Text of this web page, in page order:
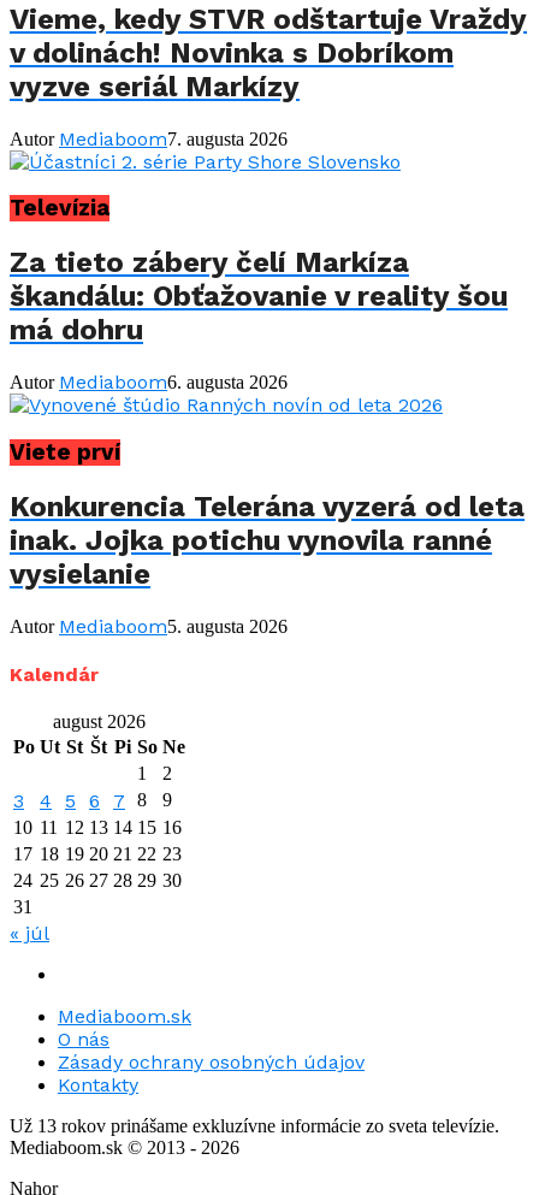
Vieme, kedy STVR odštartuje Vraždy
v dolinách! Novinka s Dobríkom
vyzve seriál Markízy
Autor Mediaboom7. augusta 2026
Televízia
Za tieto zábery čelí Markíza
škandálu: Obťažovanie v reality šou
má dohru
Autor Mediaboom6. augusta 2026
Viete prví
Konkurencia Telerána vyzerá od leta
inak. Jojka potichu vynovila ranné
vysielanie
Autor Mediaboom5. augusta 2026
Kalendár
august 2026
Po Ut St Št Pi So Ne
1
2
3 4 5 6 7 8
9
10 11 12 13 14 15 16
17 18 19 20 21 22 23
24 25 26 27 28 29 30
31
« júl
Mediaboom.sk
O nás
Zásady ochrany osobných údajov
Kontakty
Už 13 rokov prinášame exkluzívne informácie zo sveta televízie.
Mediaboom.sk © 2013 - 2026
Nahor